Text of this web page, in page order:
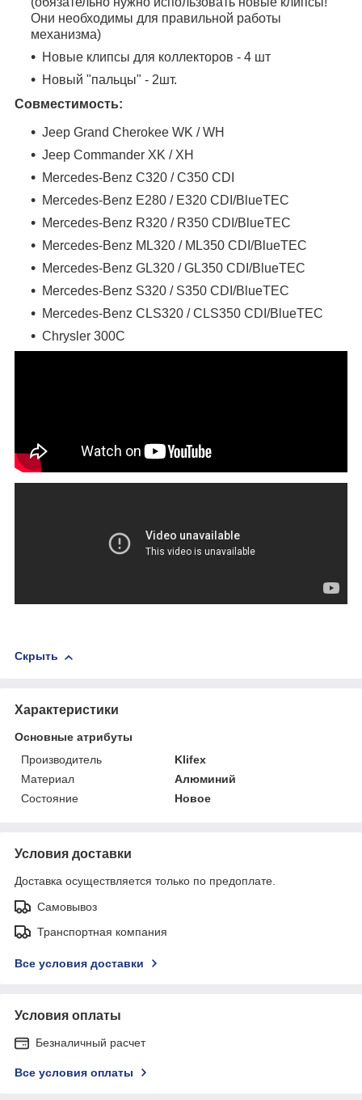
Они необходимы для правильной работы
механизма)
Новые клипсы для коллекторов - 4 шт
Новый "пальцы" - 2шт.
Совместимость:
Jeep Grand Cherokee WK / WH
Jeep Commander XK / XH
Mercedes-Benz C320 / C350 CDI
Mercedes-Benz E280 / E320 CDI/BlueTEC
Mercedes-Benz R320 / R350 CDI/BlueTEC
Mercedes-Benz ML320 / ML350 CDI/BlueTEC
Mercedes-Benz GL320 / GL350 CDI/BlueTEC
Mercedes-Benz S320 / S350 CDI/BlueTEC
Mercedes-Benz CLS320 / CLS350 CDI/BlueTEC
Chrysler 300C
Скрыть
Характеристики
Основные атрибуты
Производитель
Klifex
Материал
Алюминий
Состояние
Новое
Условия доставки
Доставка осуществляется только по предоплате.
Самовывоз
Транспортная компания
Все условия доставки
Условия оплаты
Безналичный расчет
Все условия оплаты